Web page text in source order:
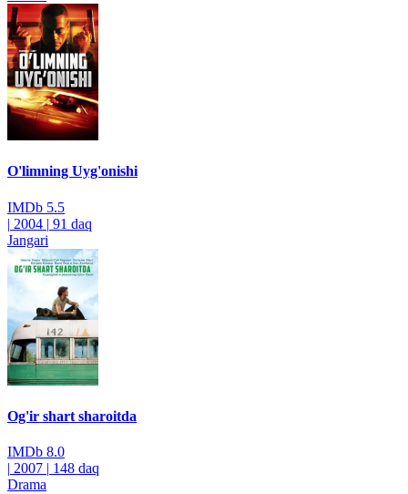
O'limning Uyg'onishi
IMDb 5.5
| 2004 | 91 daq
Jangari
Og'ir shart sharoitda
IMDb 8.0
| 2007 | 148 daq
Drama